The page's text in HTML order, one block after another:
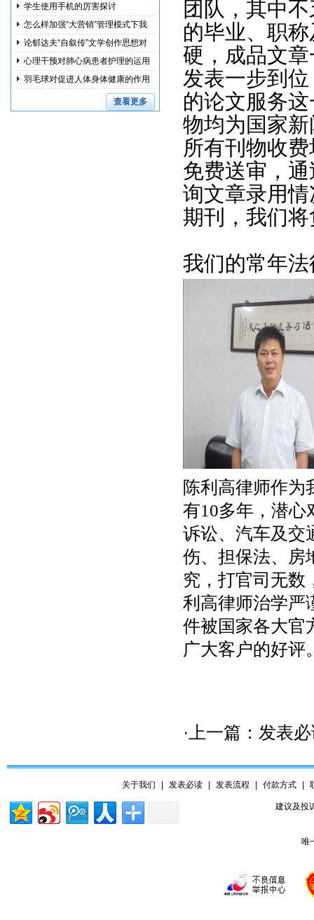
团队，其中
的毕业、职
硬，成品文
发表一步到
的论文服务
物均为国家
所有刊物收
免费送审，
询文章录用
期刊，我们
我们的常年
陈利高律师作为
有10多年，潜心
诉讼、汽车及交
伤、担保法、房
究，打官司无数
利高律师治学严
件被国家各大官
广大客户的好评
·上一篇： 发表
工措学生使用手机的厉害探讨
怎么样加强“大营销”管理模式下我
国 论郁达夫“自叙传”文学创作思想对
其 心理干预对肺心病患者护理的运用
研究羽毛球对促进人体身体健康的作用
查看更多
关于我们 发表必读 发表流程 付款方式
建议及投
唯